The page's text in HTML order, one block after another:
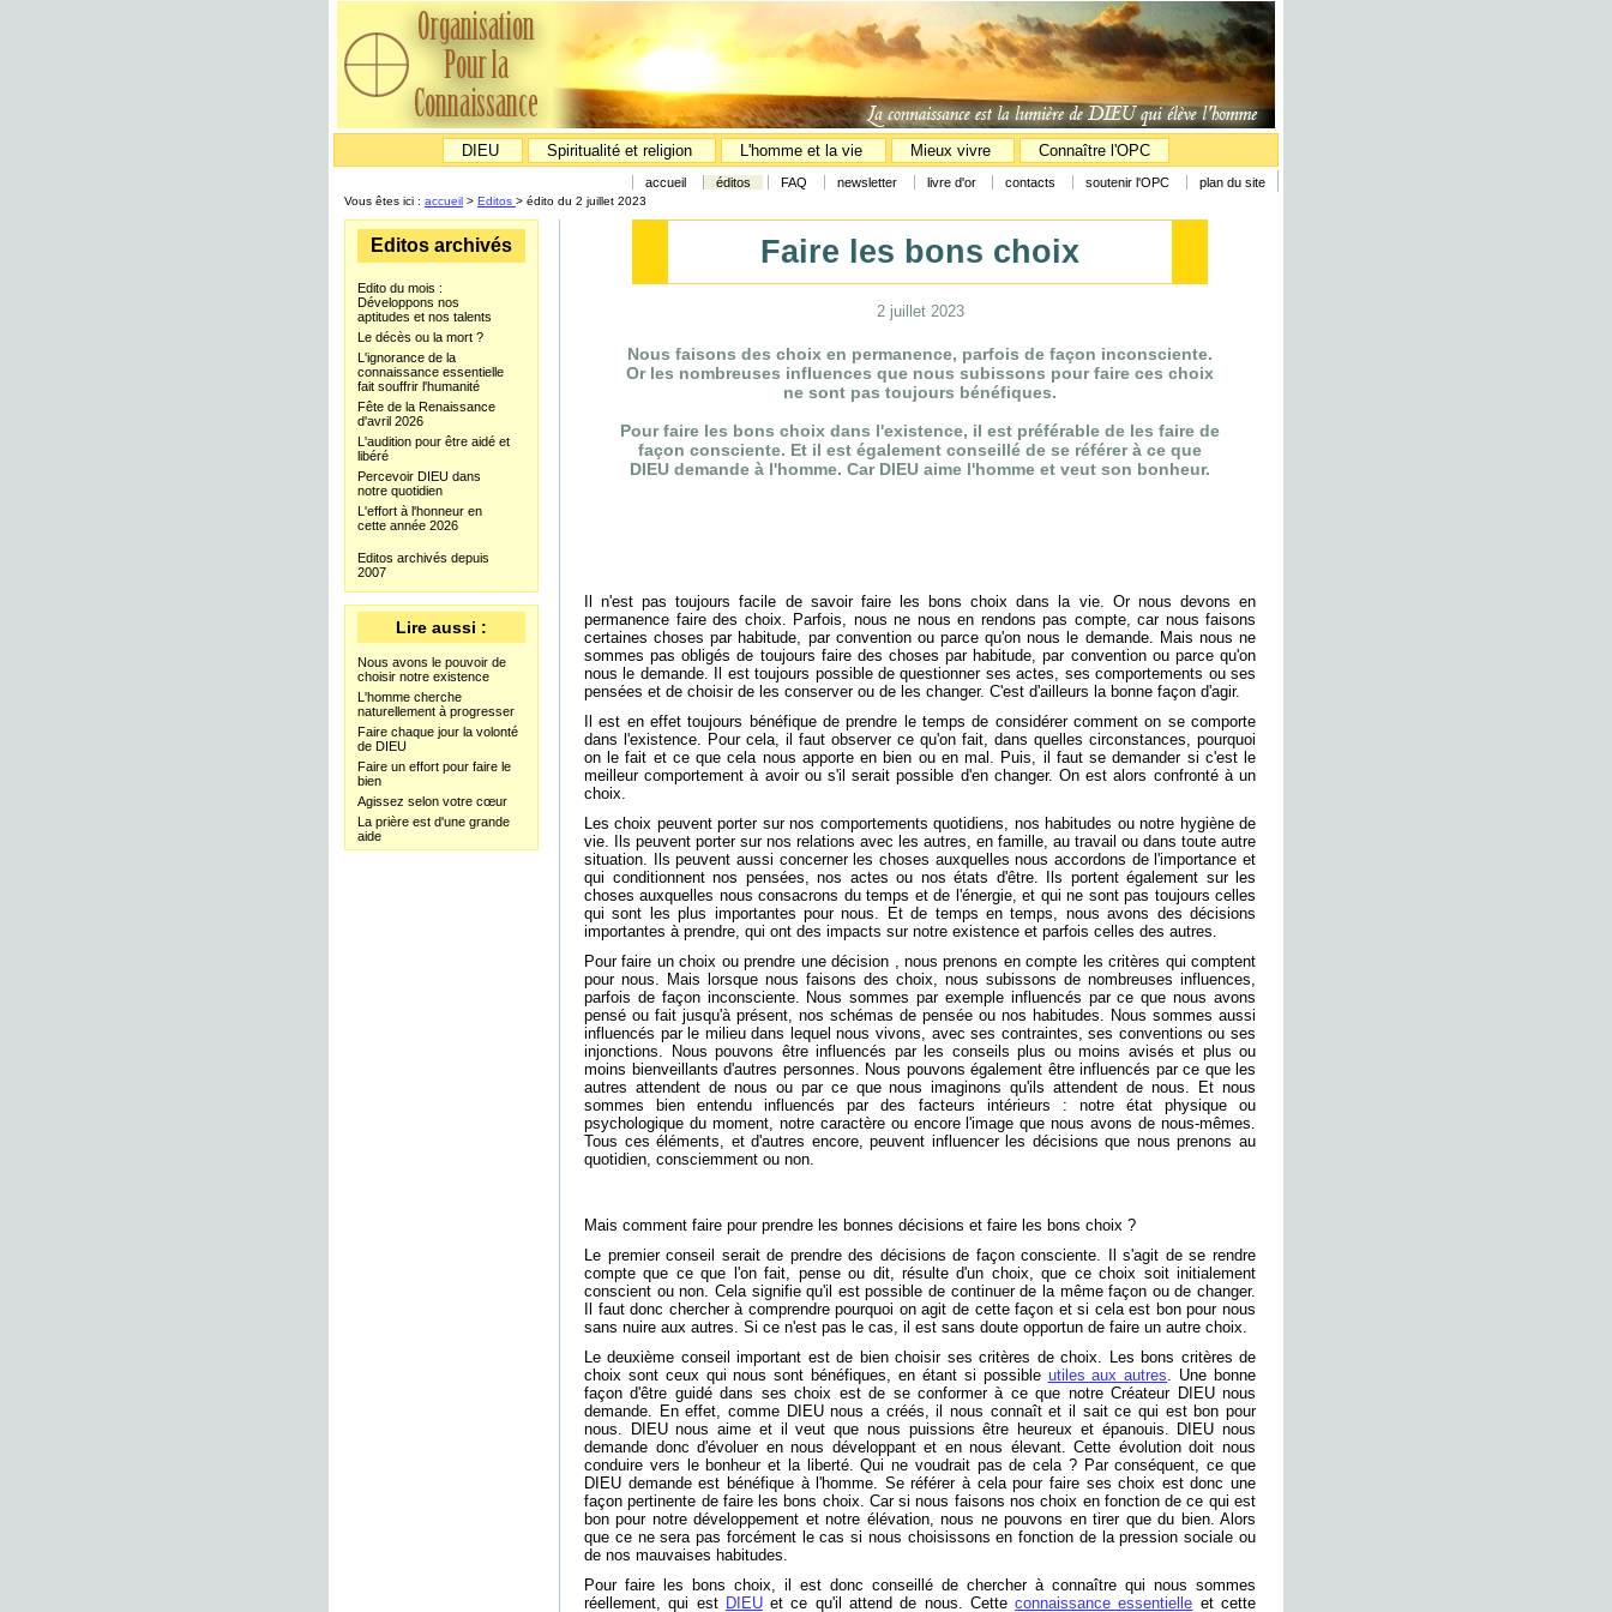
DIEU Spiritualité et religion L'homme et la vie Mieux vivre Connaître l'OPC
accueil éditos FAQ newsletter livre d'or contacts soutenir l'OPC plan du site
Vous êtes ici : accueil > Editos > édito du 2 juillet 2023
Faire les bons choix
2 juillet 2023
Nous faisons des choix en permanence, parfois de façon inconsciente.
Or les nombreuses influences que nous subissons pour faire ces choix
ne sont pas toujours bénéfiques.
Pour faire les bons choix dans l'existence, il est préférable de les faire de
façon consciente. Et il est également conseillé de se référer à ce que
DIEU demande à l'homme. Car DIEU aime l'homme et veut son bonheur.
Il n'est pas toujours facile de savoir faire les bons choix dans la vie. Or nous devons en
permanence faire des choix. Parfois, nous ne nous en rendons pas compte, car nous faisons
certaines choses par habitude, par convention ou parce qu'on nous le demande. Mais nous ne
sommes pas obligés de toujours faire des choses par habitude, par convention ou parce qu'on
nous le demande. Il est toujours possible de questionner ses actes, ses comportements ou ses
pensées et de choisir de les conserver ou de les changer. C'est d'ailleurs la bonne façon d'agir.
Il est en effet toujours bénéfique de prendre le temps de considérer comment on se comporte
dans l'existence. Pour cela, il faut observer ce qu'on fait, dans quelles circonstances, pourquoi
on le fait et ce que cela nous apporte en bien ou en mal. Puis, il faut se demander si c'est le
meilleur comportement à avoir ou s'il serait possible d'en changer. On est alors confronté à un
choix.
Les choix peuvent porter sur nos comportements quotidiens, nos habitudes ou notre hygiène de
vie. Ils peuvent porter sur nos relations avec les autres, en famille, au travail ou dans toute autre
situation. Ils peuvent aussi concerner les choses auxquelles nous accordons de l'importance et
qui conditionnent nos pensées, nos actes ou nos états d'être. Ils portent également sur les
choses auxquelles nous consacrons du temps et de l'énergie, et qui ne sont pas toujours celles
qui sont les plus importantes pour nous. Et de temps en temps, nous avons des décisions
importantes à prendre, qui ont des impacts sur notre existence et parfois celles des autres.
Pour faire un choix ou prendre une décision , nous prenons en compte les critères qui comptent
pour nous. Mais lorsque nous faisons des choix, nous subissons de nombreuses influences,
parfois de façon inconsciente. Nous sommes par exemple influencés par ce que nous avons
pensé ou fait jusqu'à présent, nos schémas de pensée ou nos habitudes. Nous sommes aussi
influencés par le milieu dans lequel nous vivons, avec ses contraintes, ses conventions ou ses
injonctions. Nous pouvons être influencés par les conseils plus ou moins avisés et plus ou
moins bienveillants d'autres personnes. Nous pouvons également être influencés par ce que les
autres attendent de nous ou par ce que nous imaginons qu'ils attendent de nous. Et nous
sommes bien entendu influencés par des facteurs intérieurs : notre état physique ou
psychologique du moment, notre caractère ou encore l'image que nous avons de nous-mêmes.
Tous ces éléments, et d'autres encore, peuvent influencer les décisions que nous prenons au
quotidien, consciemment ou non.
Mais comment faire pour prendre les bonnes décisions et faire les bons choix ?
Le premier conseil serait de prendre des décisions de façon consciente. Il s'agit de se rendre
compte que ce que l'on fait, pense ou dit, résulte d'un choix, que ce choix soit initialement
conscient ou non. Cela signifie qu'il est possible de continuer de la même façon ou de changer.
Il faut donc chercher à comprendre pourquoi on agit de cette façon et si cela est bon pour nous
sans nuire aux autres. Si ce n'est pas le cas, il est sans doute opportun de faire un autre choix.
Le deuxième conseil important est de bien choisir ses critères de choix. Les bons critères de
choix sont ceux qui nous sont bénéfiques, en étant si possible utiles aux autres. Une bonne
façon d'être guidé dans ses choix est de se conformer à ce que notre Créateur DIEU nous
demande. En effet, comme DIEU nous a créés, il nous connaît et il sait ce qui est bon pour
nous. DIEU nous aime et il veut que nous puissions être heureux et épanouis. DIEU nous
demande donc d'évoluer en nous développant et en nous élevant. Cette évolution doit nous
conduire vers le bonheur et la liberté. Qui ne voudrait pas de cela ? Par conséquent, ce que
DIEU demande est bénéfique à l'homme. Se référer à cela pour faire ses choix est donc une
façon pertinente de faire les bons choix. Car si nous faisons nos choix en fonction de ce qui est
bon pour notre développement et notre élévation, nous ne pouvons en tirer que du bien. Alors
que ce ne sera pas forcément le cas si nous choisissons en fonction de la pression sociale ou
de nos mauvaises habitudes.
Pour faire les bons choix, il est donc conseillé de chercher à connaître qui nous sommes
réellement, qui est DIEUet ce qu'il attend de nous. Cetteconnaissance essentielle et cette
Editos archivés
Edito du mois :
Développons nos
aptitudes et nos talents
Le décès ou la mort ?
L'ignorance de la
connaissance essentielle
fait souffrir l'humanité
Fête de la Renaissance
d'avril 2026
L'audition pour être aidé et
libéré
Percevoir DIEU dans
notre quotidien
L'effort à l'honneur en
cette année 2026
Editos archivés depuis
2007
Lire aussi :
Nous avons le pouvoir de
choisir notre existence
L'homme cherche
naturellement à progresser
Faire chaque jour la volonté
de DIEU
Faire un effort pour faire le
bien
Agissez selon votre cœur
La prière est d'une grande
aide